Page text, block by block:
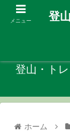
登山・ト
ホーム
メニュー 登